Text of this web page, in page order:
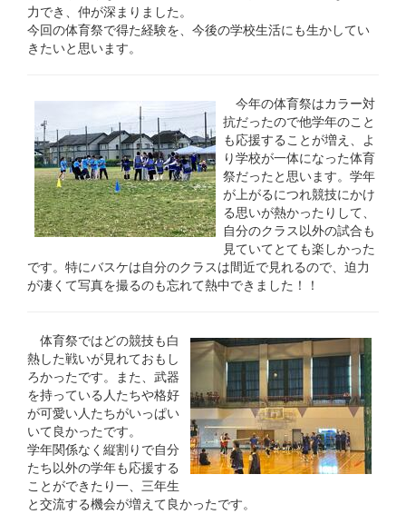
力でき、仲が深まりました。
今回の体育祭で得た経験を、今後の学校生活にも生かしてい
きたいと思います。
今年の体育祭はカラー対
抗だったので他学年のこと
も応援することが増え、よ
り学校が一体になった体育
祭だったと思います。学年
が上がるにつれ競技にかけ
る思いが熱かったりして、
自分のクラス以外の試合も
見ていてとても楽しかった
です。特にバスケは自分のクラスは間近で見れるので、迫力
が凄くて写真を撮るのも忘れて熱中できました！！
体育祭ではどの競技も白
熱した戦いが見れておもし
ろかったです。また、武器
を持っている人たちや格好
が可愛い人たちがいっぱい
いて良かったです。
学年関係なく縦割りで自分
たち以外の学年も応援する
ことができたり一、三年生
と交流する機会が増えて良かったです。